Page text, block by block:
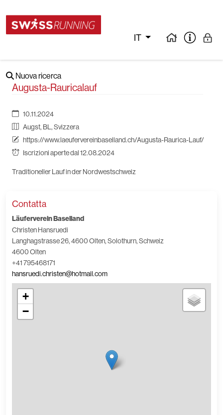
IT
Nuova ricerca
Augusta-Rauricalauf
10.11.2024
Augst, BL, Svizzera
https://www.laeufervereinbaselland.ch/Augusta-Raurica-Lauf/
Iscrizioni aperte dal 12.08.2024
Traditioneller Lauf in der Nordwestschweiz
Contatta
Läuferverein Baselland
Christen Hansruedi
Langhagstrasse 26, 4600 Olten, Solothurn, Schweiz
4600 Olten
+41 795468171
hansruedi.christen@hotmail.com
+
−